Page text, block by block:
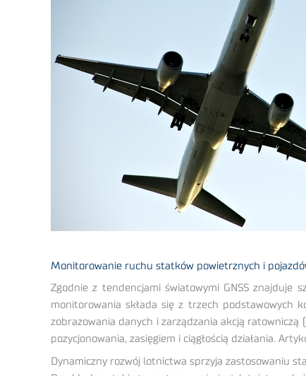
Monitorowanie ruchu statków powietrznych i
Zgodnie z tendencjami światowymi GNSS znajduje
monitorowania składa się z trzech podstawowych
zobrazowania danych i zarządzania akcją
pozycjonowania, zasięgiem i ciągłością działania.
Dynamiczny rozwój lotnictwa sprzyja zastosowaniu